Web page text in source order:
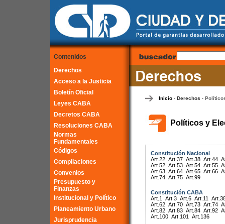
Contenidos
Derechos
Acceso a la Justicia
Boletín Oficial
Leyes CABA
Decretos CABA
Resoluciones CABA
Normas
Fundamentales
Códigos
Compilaciones
Convenios
Presupuesto y
Finanzas
Institucional y Político
Planeamiento Urbano
Jurisprudencia
Inicio- Derechos -
Políticos y
Constitución Nacional
Art.22 Art.37 Art.38 Art.44
Art.52 Art.53 Art.54 Art.55
Art.63 Art.64 Art.65 Art.66
Art.74 Art.75 Art.99
Constitución CABA
Art.1
Art.3 Art.6 Art.11
Art.62 Art.70 Art.73 Art.74
Art.82 Art.83 Art.84 Art.92
Art.100 Art.101 Art.136